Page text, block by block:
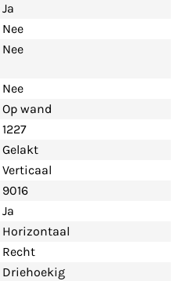
Ja
Nee
Nee
Nee
Op wand
1227
Gelakt
Verticaal
9016
Ja
Horizontaal
Recht
Driehoekig